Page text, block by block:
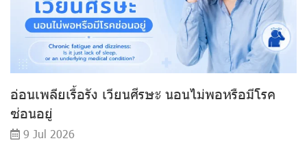
อ่อนเพลียเรื้อรัง เวียนศีรษะ นอนไม่พอหรือมีโรค
ซ่อนอยู่
9 Jul 2026